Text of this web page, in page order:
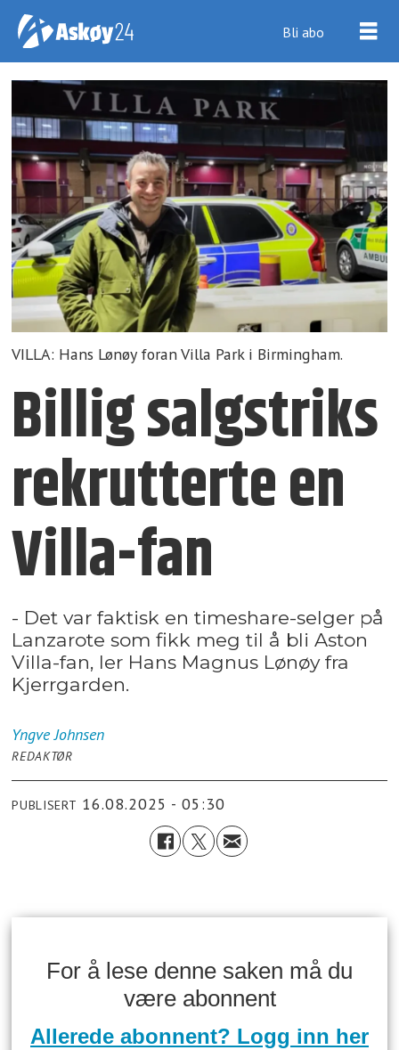
Bli abo
VILLA: Hans Lønøy foran Villa Park i Birmingham.
Billig salgstriks
rekrutterte en
Villa-fan
- Det var faktisk en timeshare-selger på
Lanzarote som fikk meg til å bli Aston
Villa-fan, ler Hans Magnus Lønøy fra
Kjerrgarden.
Yngve Johnsen
REDAKTØR
PUBLISERT 16.08.2025 - 05:30
For å lese denne saken må du
være abonnent
Allerede abonnent? Logg inn her